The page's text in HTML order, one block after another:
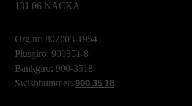
131 06 NACKA
Org.nr: 802003-1954
Plusgiro: 900351-8
Bankgiro: 900-3518
Swishnummer: 900 35 18